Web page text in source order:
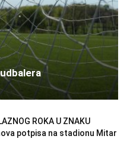
ROKA U ZNAKU
potpisa na stadionu Mitar